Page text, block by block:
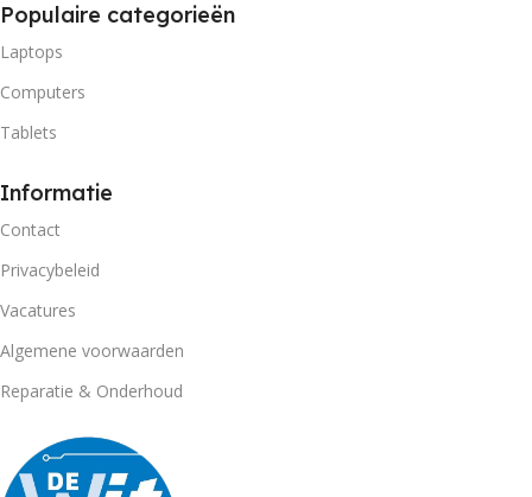
Populaire categorieën
Laptops
Computers
Tablets
Informatie
Contact
Privacybeleid
Vacatures
Algemene voorwaarden
Reparatie & Onderhoud